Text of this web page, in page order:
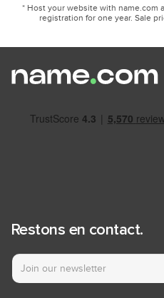
* Host your website with name.com
registration for one year. Sale
Restons en contact.